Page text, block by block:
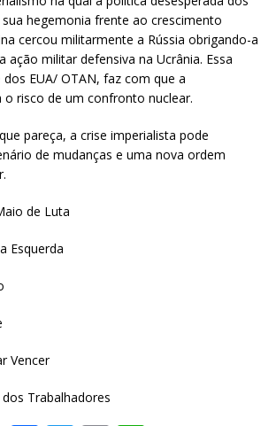
sua hegemonia frente ao crescimento
cercou militarmente a Rússia obrigando-a
ação militar defensiva na Ucrânia. Essa
EUA/ OTAN, faz com que a
o risco de um confronto nuclear.
pareça, a crise imperialista pode
de mudanças e uma nova ordem
de Luta
Esquerda
Vencer
Trabalhadores